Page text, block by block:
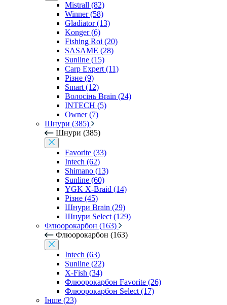
Mistrall (82)
Winner (58)
Gladiator (13)
Konger (6)
Fishing Roi (20)
SASAME (28)
Sunline (15)
Carp Expert (11)
Різне (9)
Smart (12)
Волосінь Brain (24)
INTECH (5)
Owner (7)
Шнури (385)
Шнури (385)
Favorite (33)
Intech (62)
Shimano (13)
Sunline (60)
YGK X-Braid (14)
Різне (45)
Шнури Brain (29)
Шнури Select (129)
Флюорокарбон (163)
Флюорокарбон (163)
Intech (63)
Sunline (22)
X-Fish (34)
Флюорокарбон Favorite (26)
Флюорокарбон Select (17)
Інше (23)